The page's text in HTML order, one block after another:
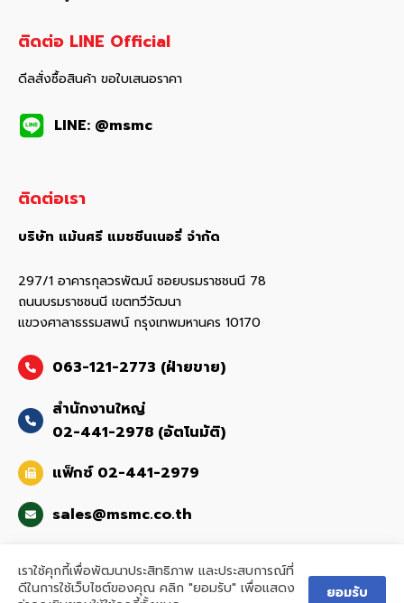
ติดต่อ LINE Official
ดีลสั่งซื้อสินค้า ขอใบเสนอราคา
LINE: @msmc
ติดต่อเรา
บริษัท แม้นศรี แมชชีนเนอรี่ จำกัด
297/1 อาคารกุลวรพัฒน์ ซอยบรมราชชนนี 78
ถนนบรมราชชนนี เขตทวีวัฒนา
แขวงศาลาธรรมสพน์ กรุงเทพมหานคร 10170
063-121-2773 (ฝ่ายขาย)
สำนักงานใหญ่
02-441-2978 (อัตโนมัติ)
แฟ็กซ์ 02-441-2979
sales@msmc.co.th
เราใช้คุกกี้เพื่อพัฒนาประสิทธิภาพ และประสบการณ์ที่
ดีในการใช้เว็บไซต์ของคุณ คลิก "ยอมรับ" เพื่อแสดง
ยอมรับ